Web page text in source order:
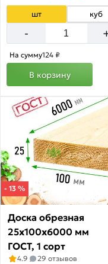
акции:
25
Хаус
Товаров
по
акции:
2
Доска
половая
Товаров
акции:
1
Вагонка
Товаров
по
акции:
1
шт куб
-
На сумму124 ₽
В корзину
- 13 %
Доска обрезная
25х100х6000 мм
ГОСТ, 1 сорт
4.9 29 отзывов